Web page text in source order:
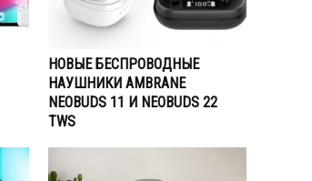
НОВЫЕ БЕСПРОВОДНЫЕ
НАУШНИКИ AMBRANE
NEOBUDS 11 И NEOBUDS 22
TWS